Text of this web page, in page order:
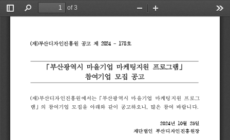
Toggle
Find
of 3
Zoom
(재)부산디자인진흥원 공고 제 2024 - 178호
「부산광역시 마을기업 마케팅지원 프로그램 」
참여기업 모집 공고
(재)부산디자인진흥원에서는 「부산광역시 마을기업 마케팅지원
프로그
램 」 의 참여기업 모집을 아래와 같이 공고하오니 많은 참여 바랍니다.
2024년 10월 25일
재단법인 부산디자인진흥원장